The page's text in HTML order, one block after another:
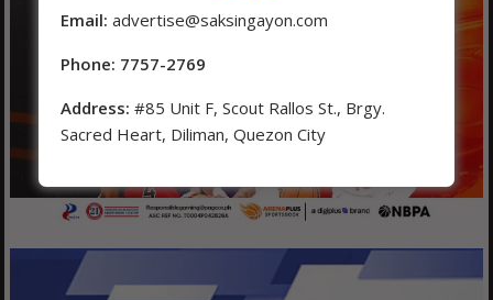
Email: advertise@saksingayon.com
Phone: 7757-2769
Address: #85 Unit F, Scout Rallos St., Brgy.
Sacred Heart, Diliman, Quezon City